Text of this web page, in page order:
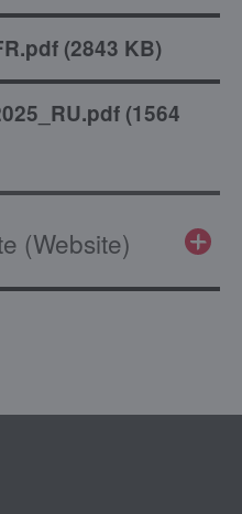
(2843 KB)
(1564
(Website)